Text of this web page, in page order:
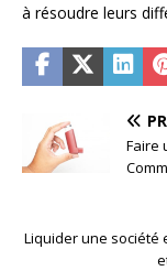
à résoudre leurs
Faire
Liquider une société